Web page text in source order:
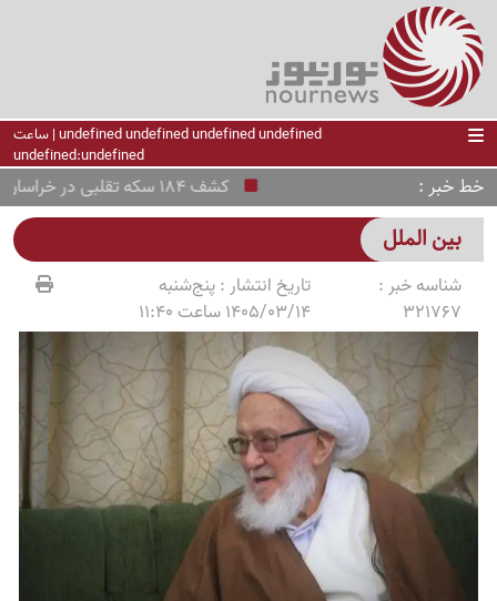
undefined undefined undefined undefined | ساعت
undefined:undefined
خط خبر کشف 184 سکه تقلبی در خراسان‌شمالی
بین الملل
شناسه خبر :
321767
تاریخ انتشار :پنج‌شنبه
1405/03/14 ساعت 11:40